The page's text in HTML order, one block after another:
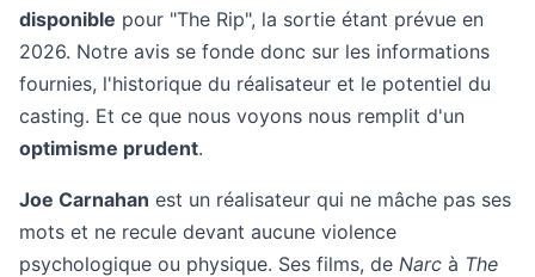
disponible pour "The Rip", la sortie étant prévue en
2026. Notre avis se fonde donc sur les informations
fournies, l'historique du réalisateur et le potentiel du
casting. Et ce que nous voyons nous remplit d'un
optimisme prudent.
Joe Carnahan est un réalisateur qui ne mâche pas ses
mots et ne recule devant aucune violence
psychologique ou physique. Ses films, de Narc à The